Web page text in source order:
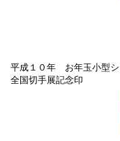
平成１０年 お年玉小型
全国切手展記念印